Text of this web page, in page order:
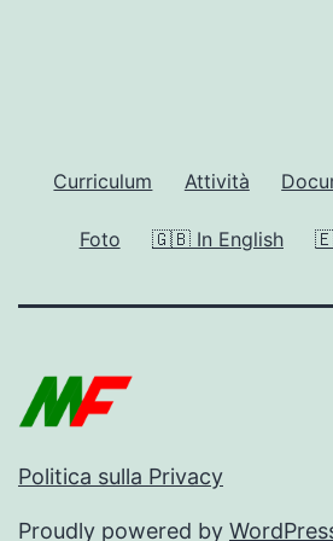
Curriculum Attività
Foto 🇬🇧 In English
Politica sulla Privacy
Proudly powered by